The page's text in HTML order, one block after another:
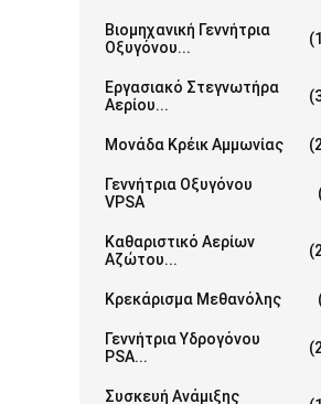
Βιομηχανική Γεννήτρια
Οξυγόνου...
Εργασιακό Στεγνωτήρα
Αερίου...
Μονάδα Κρέικ Αμμωνίας
Γεννήτρια Οξυγόνου
VPSA
Καθαριστικό Αερίων
Αζώτου...
Κρεκάρισμα Μεθανόλης
Γεννήτρια Υδρογόνου
PSA...
Συσκευή Ανάμιξης